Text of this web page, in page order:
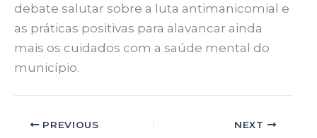
debate salutar sobre a luta antimanicomial e
as práticas positivas para alavancar ainda
mais os cuidados com a saúde mental do
município.
PREVIOUS NEXT